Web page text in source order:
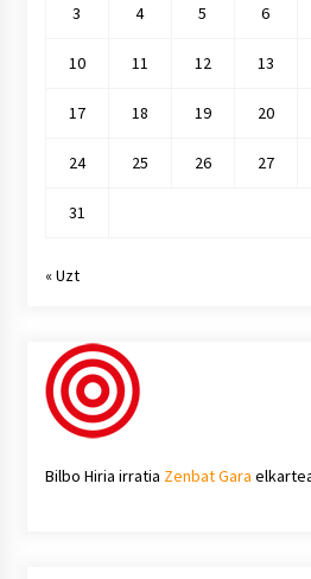
3 4 5 6
10 11 12 13
17 18 19 20
24 25 26 27
31
« Uzt
Bilbo Hiria irratia Zenbat Gara